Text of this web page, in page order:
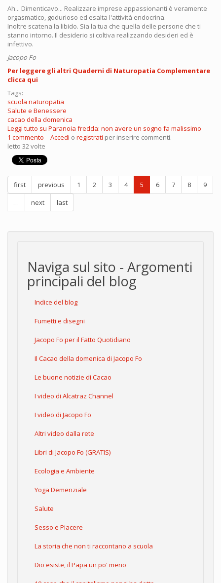
Ah... Dimenticavo... Realizzare imprese appassionanti è veramente
orgasmatico, godurioso ed esalta l'attività endocrina.
Inoltre scatena la libido. Sia la tua che quella delle persone che ti
stanno intorno. Il desiderio si coltiva realizzando desideri ed è
infettivo.
Jacopo Fo
Per leggere gli altri Quaderni di Naturopatia Complementare
clicca qui
Tags:
scuola naturopatia
Salute e Benessere
cacao della domenica
Leggi tutto su Paranoia fredda: non avere un sogno fa malissimo
1 commento
Accedi o registrati per inserire commenti.
letto 32 volte
first previous 1 2 3 4 5 6 7 8
9
…
next last
Naviga sul sito - Argomenti
principali del blog
Indice del blog
Fumetti e disegni
Jacopo Fo per il Fatto Quotidiano
Il Cacao della domenica di Jacopo Fo
Le buone notizie di Cacao
I video di Alcatraz Channel
I video di Jacopo Fo
Altri video dalla rete
Libri di Jacopo Fo (GRATIS)
Ecologia e Ambiente
Yoga Demenziale
Salute
Sesso e Piacere
La storia che non ti raccontano a scuola
Dio esiste, il Papa un po' meno